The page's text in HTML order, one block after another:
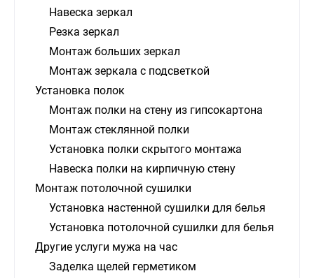
Навеска зеркал
Резка зеркал
Монтаж больших зеркал
Монтаж зеркала с подсветкой
Установка полок
Монтаж полки на стену из гипсокартона
Монтаж стеклянной полки
Установка полки скрытого монтажа
Навеска полки на кирпичную стену
Монтаж потолочной сушилки
Установка настенной сушилки для белья
Установка потолочной сушилки для белья
Другие услуги мужа на час
Заделка щелей герметиком